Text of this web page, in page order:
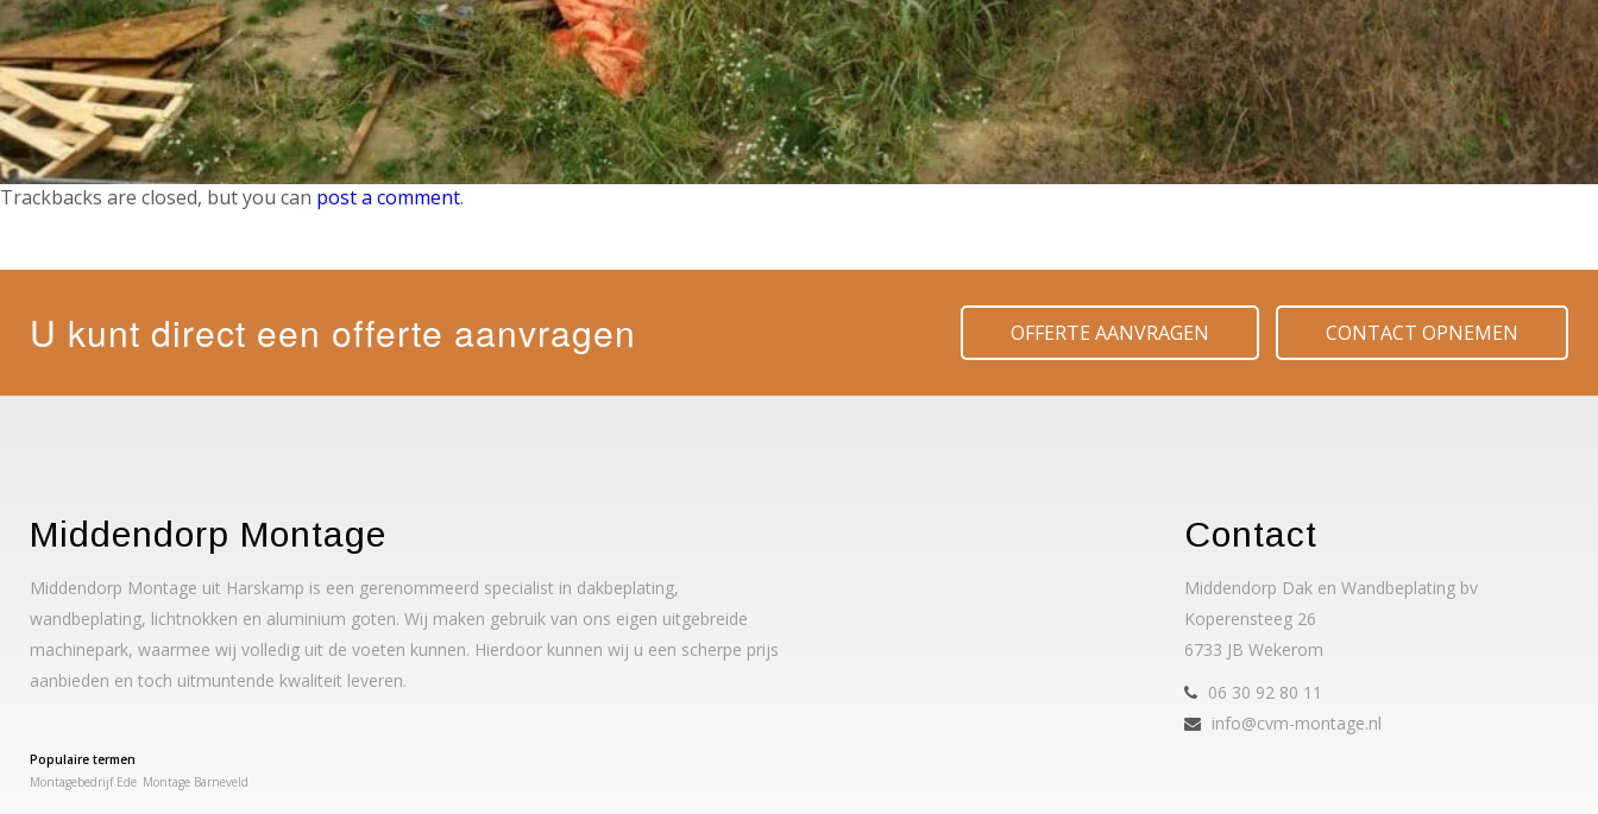
Trackbacks are closed, but you can post a comment.
U kunt direct een offerte aanvragen OFFERTE AANVRAGEN CONTACT OPNEMEN
Middendorp Montage
Middendorp Montage uit Harskamp is een gerenommeerd specialist in dakbeplating,
wandbeplating, lichtnokken en aluminium goten. Wij maken gebruik van ons eigen uitgebreide
machinepark, waarmee wij volledig uit de voeten kunnen. Hierdoor kunnen wij u een scherpe prijs
aanbieden en toch uitmuntende kwaliteit leveren.
Contact
Middendorp Dak en Wandbeplating bv
Koperensteeg 26
6733 JB Wekerom
06 30 92 80 11
info@cvm-montage.nl
Populaire termen
Montagebedrijf Ede Montage Barneveld